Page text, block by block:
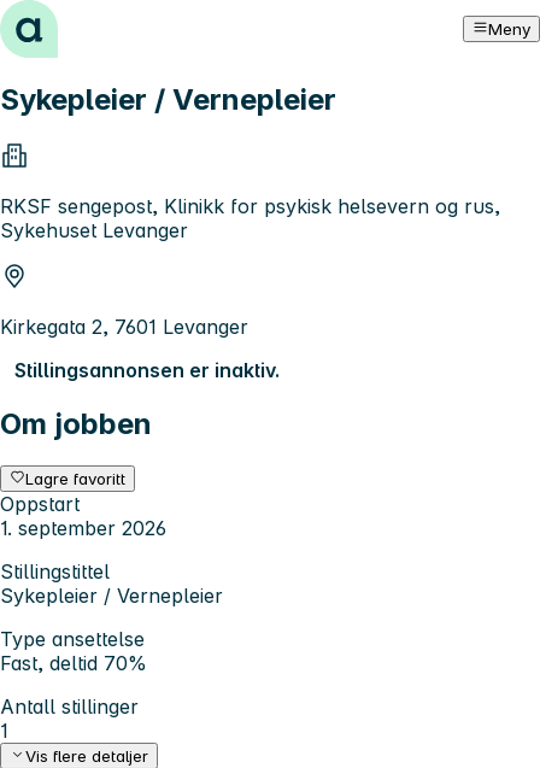
Hopp til innhold Meny
Sykepleier / Vernepleier
RKSF sengepost, Klinikk for psykisk helsevern og rus,
Sykehuset Levanger
Kirkegata 2, 7601 Levanger
Stillingsannonsen er inaktiv.
Om jobben
Lagre favoritt
Oppstart
1. september 2026
Stillingstittel
Sykepleier / Vernepleier
Type ansettelse
Fast, deltid 70%
Antall stillinger
1
Vis flere detaljer